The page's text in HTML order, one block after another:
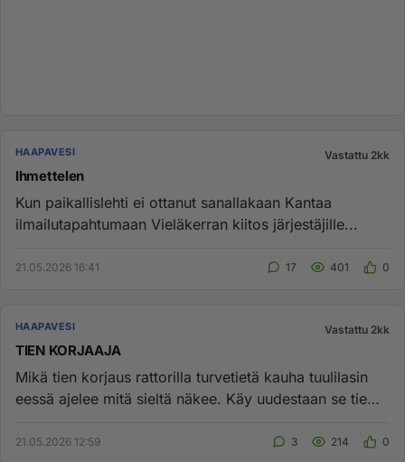
HAAPAVESI Vastattu 2kk
Ihmettelen
Kun paikallislehti ei ottanut sanallakaan Kantaa
ilmailutapahtumaan Vieläkerran kiitos järjestäjille...
21.05.2026 16:41 17 401 0
HAAPAVESI Vastattu 2kk
TIEN KORJAAJA
Mikä tien korjaus rattorilla turvetietä kauha tuulilasin
eessä ajelee mitä sieltä näkee. Käy uudestaan se tie
21.05.2026 12:59 3 214 0